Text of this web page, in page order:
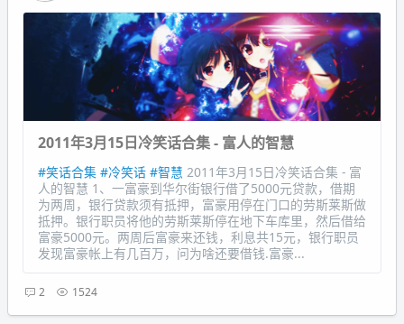
2011年3月15日冷笑话合集 - 富人的智慧
#笑话合集 #冷笑话 #智慧 2011年3月15日冷笑话合集 - 富
人的智慧 1、一富豪到华尔街银行借了5000元贷款，借期
为两周，银行贷款须有抵押，富豪用停在门口的劳斯莱斯做
抵押。银行职员将他的劳斯莱斯停在地下车库里，然后借给
富豪5000元。两周后富豪来还钱，利息共15元，银行职员
发现富豪帐上有几百万，问为啥还要借钱.富豪...
2 1524